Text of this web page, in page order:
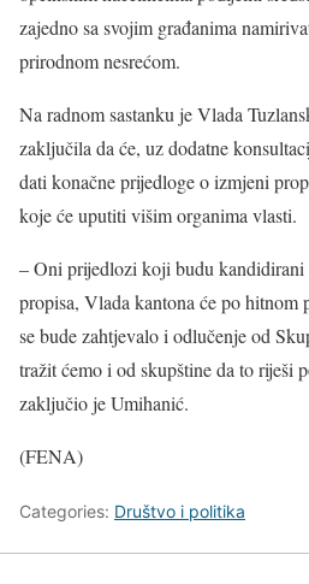
zajedno sa svojim građanima
prirodnom nesrećom.
Na radnom sastanku je Vlada
zaključila da će, uz dodatne
dati konačne prijedloge o izmjeni
koje će uputiti višim organima vlasti.
– Oni prijedlozi koji budu kandidirani
propisa, Vlada kantona će po hitnom
se bude zahtjevalo i odlučenje od
tražit ćemo i od skupštine da to riješi
zaključio je Umihanić.
(FENA)
Categories: Društvo i politika